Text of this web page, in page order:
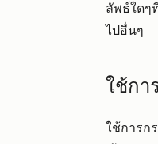
ลัพธ์ใดๆ
ไปอื่นๆ
ใช้กา
ใช้การก